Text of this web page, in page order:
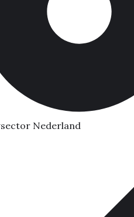
Nederland